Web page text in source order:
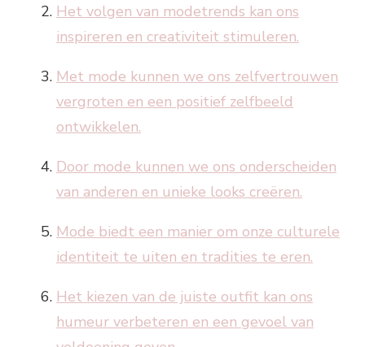
Het volgen van modetrends kan ons
inspireren en creativiteit stimuleren.
Met mode kunnen we ons zelfvertrouwen
vergroten en een positief zelfbeeld
ontwikkelen.
Door mode kunnen we ons onderscheiden
van anderen en unieke looks creëren.
Mode biedt een manier om onze culturele
identiteit te uiten en tradities te eren.
Het kiezen van de juiste outfit kan ons
humeur verbeteren en een gevoel van